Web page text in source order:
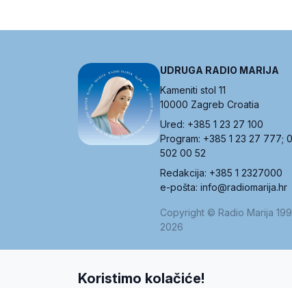
UDRUGA RADIO MARIJA
Kameniti stol 11
10000 Zagreb Croatia
Ured: +385 1 23 27 100
Program: +385 1 23 27 777;
502 00 52
Redakcija: +385 1 2327000
e-pošta: info@radiomarija.hr
Copyright © Radio Marija
2026
Koristimo kolačiće!